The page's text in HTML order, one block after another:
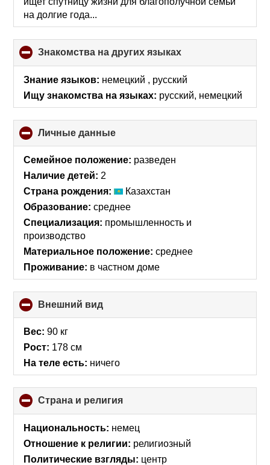
на долгие года...
Знакомства на других языках
to
collapse
Знание языков: немецкий , русский
Ищу знакомства на языках: русский, немецкий
Личные данные
to
collapse
Семейное положение: разведен
Наличие детей: 2
Страна рождения:
Казахстан
Образование: среднее
Специализация: промышленность и
производство
Материальное положение: среднее
Проживание: в частном доме
Внешний вид
to
Вес: 90 кг
Рост: 178 см
На теле есть: ничего
Страна и религия
to
collapse
contents
Национальность: немец
Отношение к религии: религиозный
Политические взгляды: центр